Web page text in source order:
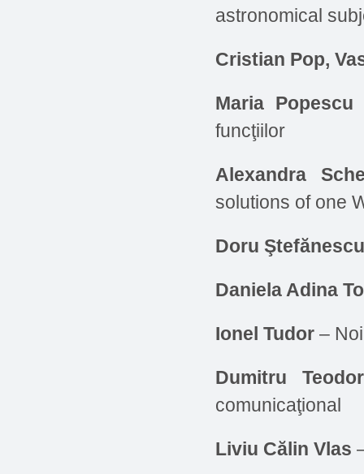
astronomical
Cristian Pop,
Maria Popescu
funcţiilor
Alexandra
solutions of one
Doru Ştefănescu
Daniela Adina
Ionel Tudor –
Dumitru
comunicaţional
Liviu Călin Vlas